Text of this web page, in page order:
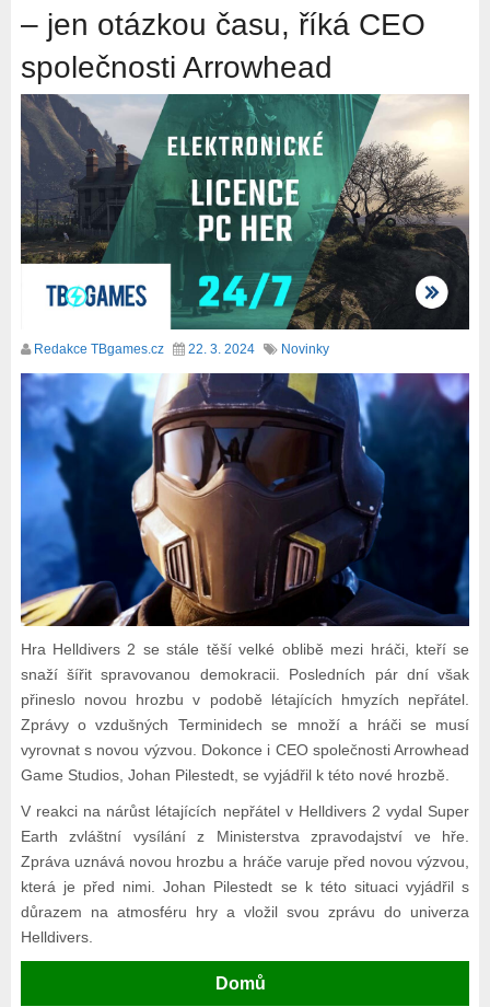
– jen otázkou času, říká CEO
společnosti Arrowhead
Redakce TBgames.cz 22. 3. 2024 Novinky
Hra Helldivers 2 se stále těší velké oblibě mezi hráči, kteří se
snaží šířit spravovanou demokracii. Posledních pár dní však
přineslo novou hrozbu v podobě létajících hmyzích nepřátel.
Zprávy o vzdušných Terminidech se množí a hráči se musí
vyrovnat s novou výzvou. Dokonce i CEO společnosti Arrowhead
Game Studios, Johan Pilestedt, se vyjádřil k této nové hrozbě.
V reakci na nárůst létajících nepřátel v Helldivers 2 vydal Super
Earth zvláštní vysílání z Ministerstva zpravodajství ve hře.
Zpráva uznává novou hrozbu a hráče varuje před novou výzvou,
která je před nimi. Johan Pilestedt se k této situaci vyjádřil s
důrazem na atmosféru hry a vložil svou zprávu do univerza
Helldivers.
Domů